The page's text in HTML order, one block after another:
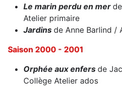
Le marin perdu en mer
Atelier primaire
Jardins de Anne Barlind /
Saison 2000 - 2001
Orphée aux enfers de
Collège Atelier ados